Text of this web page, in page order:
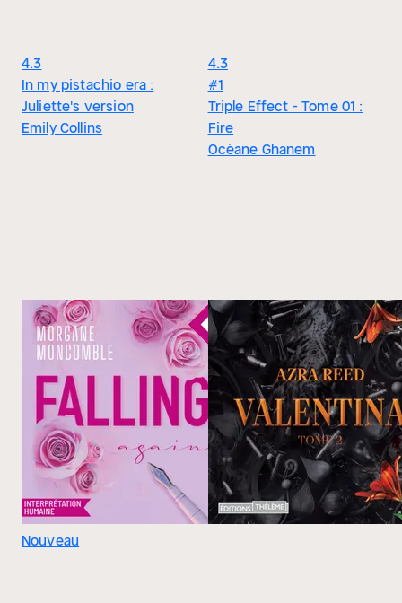
4.3
In my pistachio era :
Juliette's version
Emily Collins
4.3
#1
Triple Effect - Tome 01 :
Fire
Océane Ghanem
Nouveau